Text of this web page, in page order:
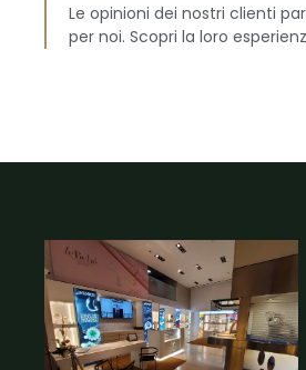
Le opinioni dei nostri clienti
per noi. Scopri la loro